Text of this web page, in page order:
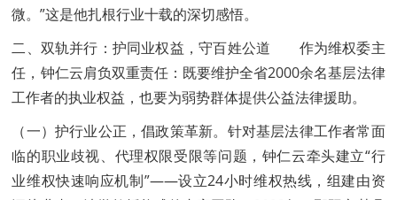
微。”这是他扎根行业十载的深切感悟。
二、双轨并行：护同业权益，守百姓公道 作为维权委主
任，钟仁云肩负双重责任：既要维护全省2000余名基层法律
工作者的执业权益，也要为弱势群体提供公益法律援助。
（一）护行业公正，倡政策革新。针对基层法律工作者常面
临的职业歧视、代理权限受限等问题，钟仁云牵头建立“行
业维权快速响应机制”——设立24小时维权热线，组建由资